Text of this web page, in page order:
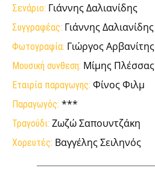
Σενάριο: Γιάννης Δαλιανίδης
Συγγραφέας: Γιάννης Δαλιανίδης
Φωτογραφία: Γιώργος Αρβανίτης
Μουσική συνθεση: Μίμης Πλέσσας
Εταιρία παραγωγης: Φίνος Φιλμ
Παραγωγός: ***
Τραγούδι: Ζωζώ Σαπουντζάκη
Χορευτές: Βαγγέλης Σειληνός